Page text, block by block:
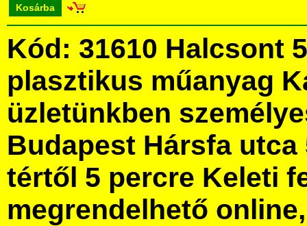
Kosárba
Kód: 31610 Halcsont
plasztikus műanyag
üzletünkben
Budapest Hársfa utca
tértől 5 percre Keleti
megrendelhető